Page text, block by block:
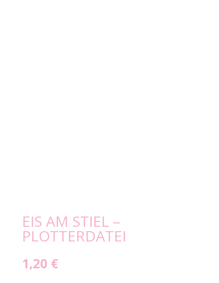
EIS AM STIEL –
PLOTTERDATEI
1,20 €